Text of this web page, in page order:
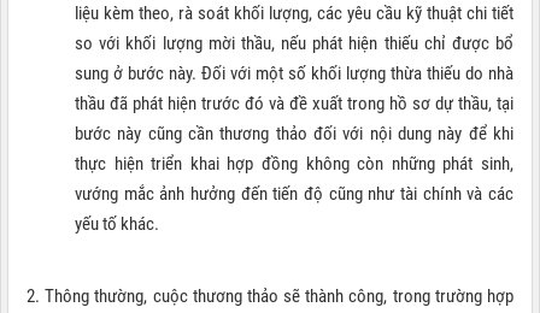
liệu kèm theo, rà soát khối lượng, các yêu cầu kỹ thuật chi tiết
so với khối lượng mời thầu, nếu phát hiện thiếu chỉ được bổ
sung ở bước này. Đối với một số khối lượng thừa thiếu do nhà
thầu đã phát hiện trước đó và đề xuất trong hồ sơ dự thầu, tại
bước này cũng cần thương thảo đối với nội dung này để khi
thực hiện triển khai hợp đồng không còn những phát sinh,
vướng mắc ảnh hưởng đến tiến độ cũng như tài chính và các
yếu tố khác.
2. Thông thường, cuộc thương thảo sẽ thành công, trong trường hợp